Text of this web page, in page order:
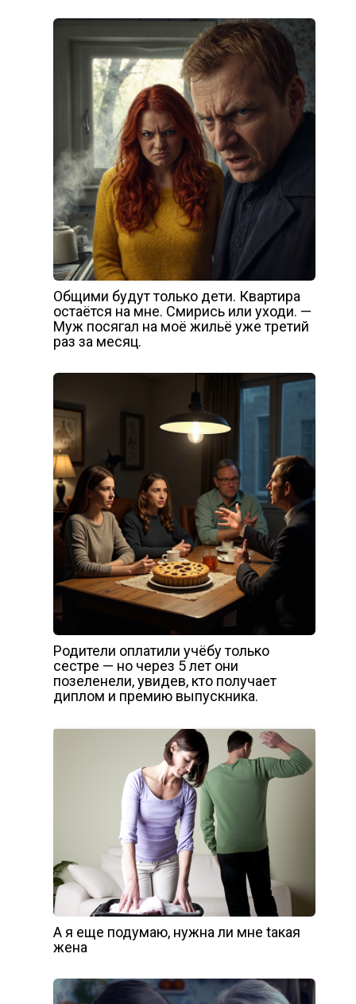
Общими будут только дети. Квартира
остаётся на мне. Смирись или уходи. —
Муж посягал на моё жильё уже третий
раз за месяц.
Родители оплатили учёбу только
сестре — но через 5 лет они
позеленели, увидев, кто получает
диплом и премию выпускника.
А я еще подумаю, нужна ли мне tакая
жена